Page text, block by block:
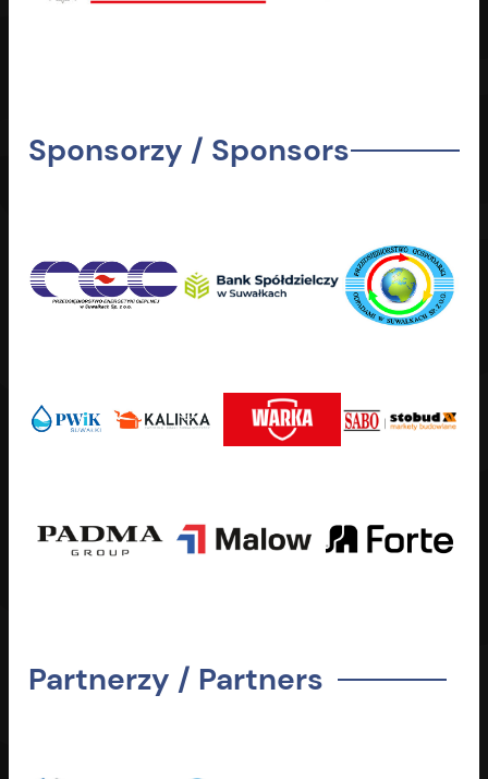
Sponsorzy / Sponsors
Partnerzy / Partners